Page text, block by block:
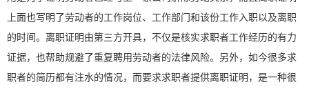
上面也写明了劳动者的工作岗位、工作部门和该份工作入职以及离职
的时间。离职证明由第三方开具，不仅是核实求职者工作经历的有力
证据，也帮助规避了重复聘用劳动者的法律风险。另外，如今很多求
职者的简历都有注水的情况，而要求求职者提供离职证明，是一种很